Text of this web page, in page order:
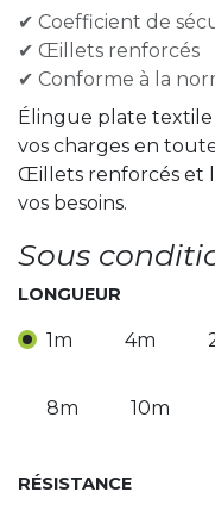
✔ Coefficient de
✔ Œillets renforcés
✔ Conforme à la
Élingue plate
vos charges en
Œillets renforcés et
vos besoins.
Sous
LONGUEUR
1m 4m
8m 10m
RÉSISTANCE